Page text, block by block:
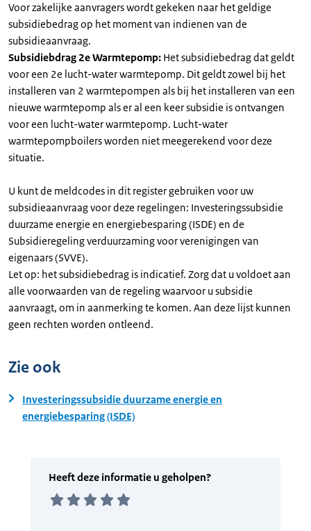
Voor zakelijke aanvragers wordt gekeken naar het geldige
subsidiebedrag op het moment van indienen van de
subsidieaanvraag.
Subsidiebdrag 2e Warmtepomp: Het subsidiebedrag dat geldt
voor een 2e lucht-water warmtepomp. Dit geldt zowel bij het
installeren van 2 warmtepompen als bij het installeren van een
nieuwe warmtepomp als er al een keer subsidie is ontvangen
voor een lucht-water warmtepomp. Lucht-water
warmtepompboilers worden niet meegerekend voor deze
situatie.
U kunt de meldcodes in dit register gebruiken voor uw
subsidieaanvraag voor deze regelingen: Investeringssubsidie
duurzame energie en energiebesparing (ISDE) en de
Subsidieregeling verduurzaming voor verenigingen van
eigenaars (SVVE).
Let op: het subsidiebedrag is indicatief. Zorg dat u voldoet aan
alle voorwaarden van de regeling waarvoor u subsidie
aanvraagt, om in aanmerking te komen. Aan deze lijst kunnen
geen rechten worden ontleend.
Zie ook
Investeringssubsidie duurzame energie en
energiebesparing (ISDE)